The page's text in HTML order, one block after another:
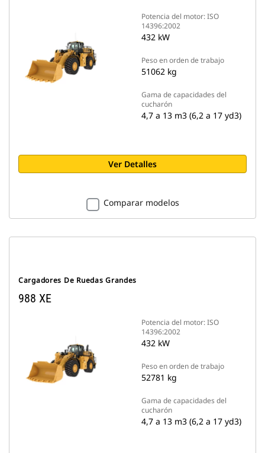
Potencia del motor: ISO
14396:2002
432 kW
Peso en orden de trabajo
51062 kg
Gama de capacidades del
cucharón
4,7 a 13 m3 (6,2 a 17 yd3)
Ver Detalles
Comparar modelos
Cargadores De Ruedas Grandes
988 XE
Potencia del motor: ISO
14396:2002
432 kW
Peso en orden de trabajo
52781 kg
Gama de capacidades del
cucharón
4,7 a 13 m3 (6,2 a 17 yd3)